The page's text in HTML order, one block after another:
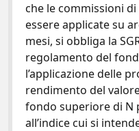
che le commissioni
essere applicate su
mesi, si obbliga la
regolamento del
l’applicazione delle
rendimento del
fondo superiore di N
all’indice cui si